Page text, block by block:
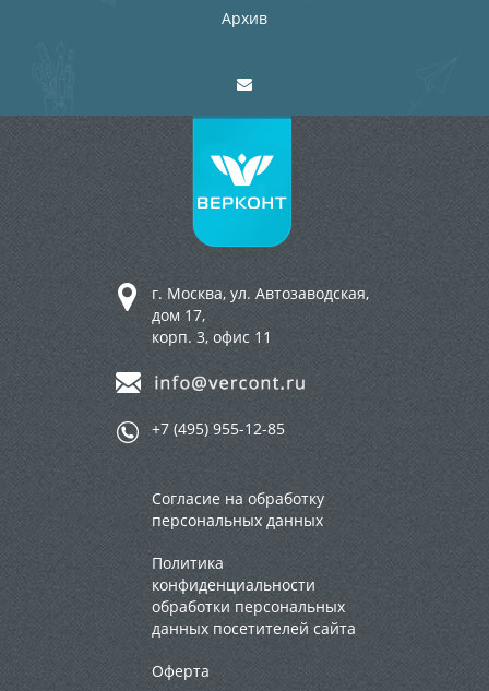
Архив
г. Москва, ул. Автозаводская,
дом 17,
корп. 3, офис 11
+7 (495) 955-12-85
Согласие на обработку
персональных данных
Политика
конфиденциальности
обработки персональных
данных посетителей сайта
Оферта